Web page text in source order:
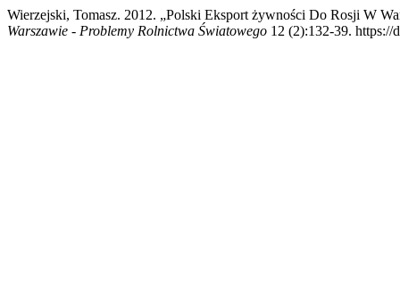
Wierzejski, Tomasz. 2012. „Polski Eksport żywności Do Rosji W
Warszawie - Problemy Rolnictwa Światowego 12 (2):132-39. https://